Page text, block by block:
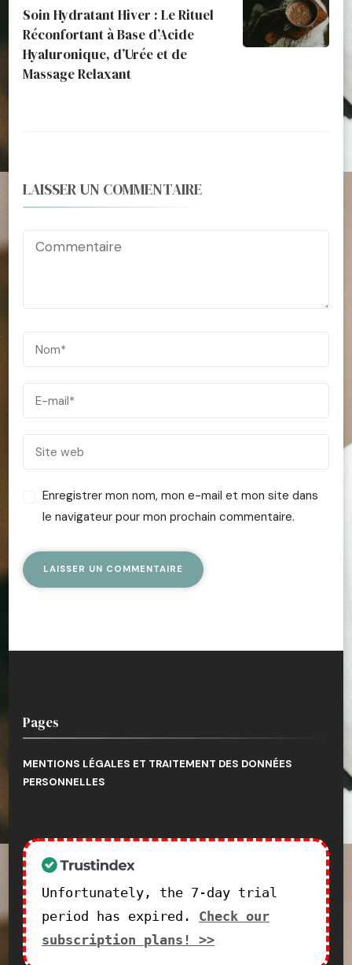
Soin Hydratant Hiver : Le Rituel
Réconfortant à Base d’Acide
Hyaluronique, d’Urée et de
Massage Relaxant
LAISSER UN COMMENTAIRE
Enregistrer mon nom, mon e-mail et mon site dans
le navigateur pour mon prochain commentaire.
Pages
MENTIONS LÉGALES ET TRAITEMENT DES DONNÉES
PERSONNELLES
Unfortunately, the 7-day trial
period has expired. Check our
subscription plans! >>